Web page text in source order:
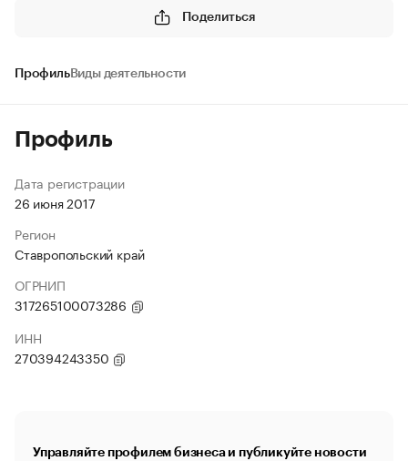
Поделиться
ПрофильВиды деятельности
Профиль
Дата регистрации
26 июня 2017
Регион
Ставропольский край
ОГРНИП
317265100073286
ИНН
270394243350
Управляйте профилем бизнеса и публикуйте новости